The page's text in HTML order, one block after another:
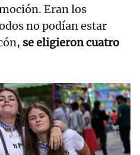
Eran los
no podían estar
se eligieron cuatro